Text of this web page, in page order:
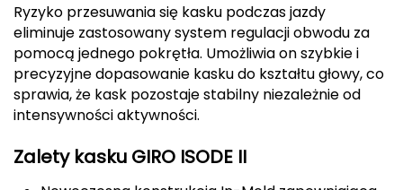
Elmer by Swany
Extremities
F
Fjord Nansen
Ryzyko przesuwania się kasku podczas jazdy
eliminuje zastosowany system regulacji obwodu za
pomocą jednego pokrętła. Umożliwia on szybkie i
precyzyjne dopasowanie kasku do kształtu głowy, co
sprawia, że kask pozostaje stabilny niezależnie od
intensywności aktywności.
Zalety kasku GIRO ISODE II